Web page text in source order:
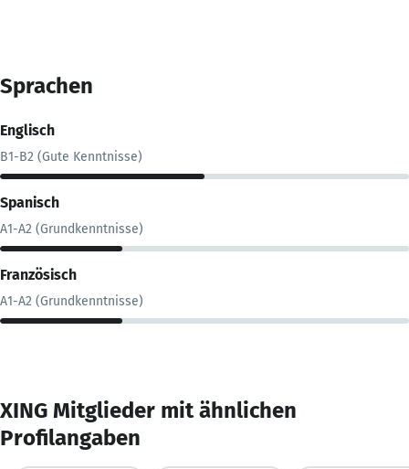
Sprachen
Englisch
B1-B2 (Gute Kenntnisse)
Spanisch
A1-A2 (Grundkenntnisse)
Französisch
A1-A2 (Grundkenntnisse)
XING Mitglieder mit ähnlichen
Profilangaben